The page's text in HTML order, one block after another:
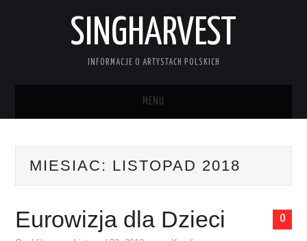
SINGHARVEST
INFORMACJE O ARTYSTACH POLSKICH
MENU
KONTAKT
MIESIAC: LISTOPAD 2018
0
Eurowizja dla Dzieci